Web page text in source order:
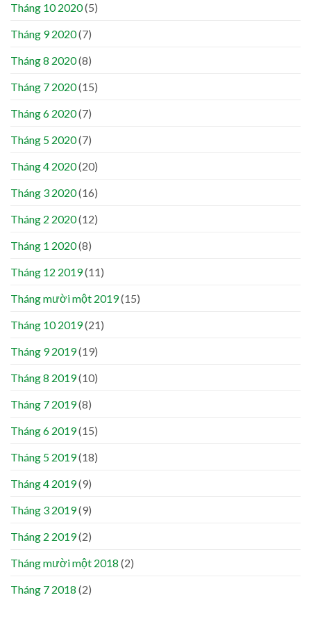
Tháng 10 2020(5)
Tháng 9 2020(7)
Tháng 8 2020(8)
Tháng 7 2020(15)
Tháng 6 2020(7)
Tháng 5 2020(7)
Tháng 4 2020(20)
Tháng 3 2020(16)
Tháng 2 2020(12)
Tháng 1 2020(8)
Tháng 12 2019(11)
Tháng mười một 2019(15)
Tháng 10 2019(21)
Tháng 9 2019(19)
Tháng 8 2019(10)
Tháng 7 2019(8)
Tháng 6 2019(15)
Tháng 5 2019(18)
Tháng 4 2019(9)
Tháng 3 2019(9)
Tháng 2 2019(2)
Tháng mười một 2018 (2)
Tháng 7 2018 (2)